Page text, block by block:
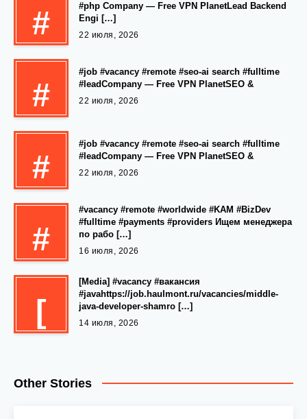
#
#php Company — Free VPN PlanetLead Backend
Engi […]
22 июля, 2026
#
#job #vacancy #remote #seo-ai search #fulltime
#leadCompany — Free VPN PlanetSEO &
22 июля, 2026
#
#job #vacancy #remote #seo-ai search #fulltime
#leadCompany — Free VPN PlanetSEO &
22 июля, 2026
#
#vacancy #remote #worldwide #KAM #BizDev
#fulltime #payments #providers Ищем менеджера
по рабо […]
16 июля, 2026
[
[Media] #vacancy #вакансия
#javahttps://job.haulmont.ru/vacancies/middle-
java-developer-shamro […]
14 июля, 2026
Other Stories